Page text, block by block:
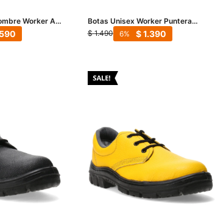
Worker Air
Botas Unisex Worker Puntera
Composite - Negro
$ 1.490 $1.390
6